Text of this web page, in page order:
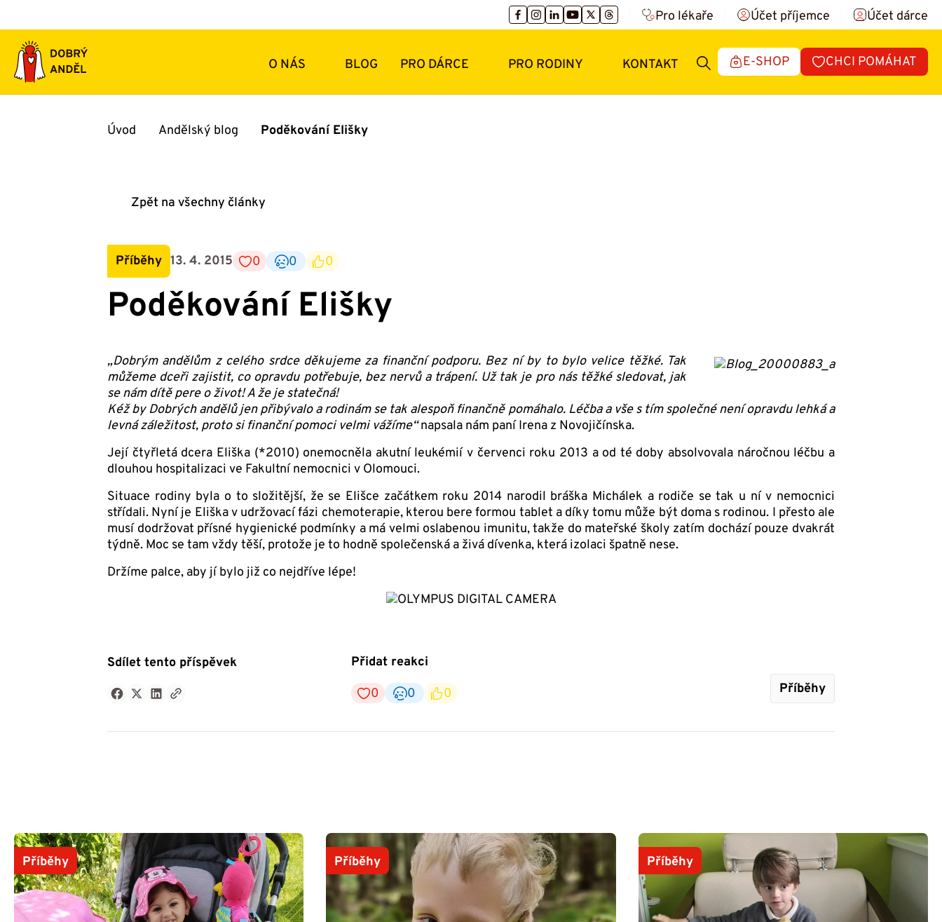
obsah
Pro lékaře Účet příjemce Účet dárce
O NÁS BLOG PRO DÁRCE PRO RODINY KONTAKT E-SHOP CHCI POMÁHAT
Úvod Andělský blog Poděkování Elišky
Zpět na všechny články
Příběhy 13. 4. 2015 0 0 0
Poděkování Elišky
„Dobrým andělům z celého srdce děkujeme za finanční podporu. Bez ní by to bylo velice těžké. Tak
můžeme dceři zajistit, co opravdu potřebuje, bez nervů a trápení. Už tak je pro nás těžké sledovat, jak
se nám dítě pere o život! A že je statečná!
Kéž by Dobrých andělů jen přibývalo a rodinám se tak alespoň finančně pomáhalo. Léčba a vše s tím společné není opravdu lehká a
levná záležitost, proto si finanční pomoci velmi vážíme“napsala nám paní Irena z Novojičínska.
Její čtyřletá dcera Eliška (*2010) onemocněla akutní leukémií v červenci roku 2013 a od té doby absolvovala náročnou léčbu a
dlouhou hospitalizaci ve Fakultní nemocnici v Olomouci.
Situace rodiny byla o to složitější, že se Elišce začátkem roku 2014 narodil bráška Michálek a rodiče se tak u ní v nemocnici
střídali. Nyní je Eliška v udržovací fázi chemoterapie, kterou bere formou tablet a díky tomu může být doma s rodinou. I přesto ale
musí dodržovat přísné hygienické podmínky a má velmi oslabenou imunitu, takže do mateřské školy zatím dochází pouze dvakrát
týdně. Moc se tam vždy těší, protože je to hodně společenská a živá dívenka, která izolaci špatně nese.
Držíme palce, aby jí bylo již co nejdříve lépe!
Sdílet tento příspěvek
Přidat reakci
0
0 0 Příběhy
Příběhy Příběhy Příběhy